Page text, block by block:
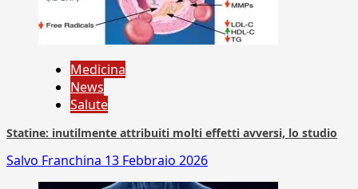
Medicina
News
Salute
Statine: inutilmente attribuiti molti effetti avversi, lo studio
Salvo Franchina 13 Febbraio 2026